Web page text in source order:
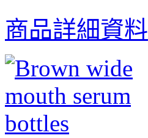
商品詳細資料